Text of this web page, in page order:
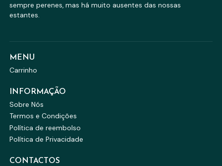
sempre perenes, mas há muito ausentes das nossas
estantes.
MENU
Carrinho
INFORMAÇÃO
Sobre Nós
Termos e Condições
Política de reembolso
Política de Privacidade
CONTACTOS